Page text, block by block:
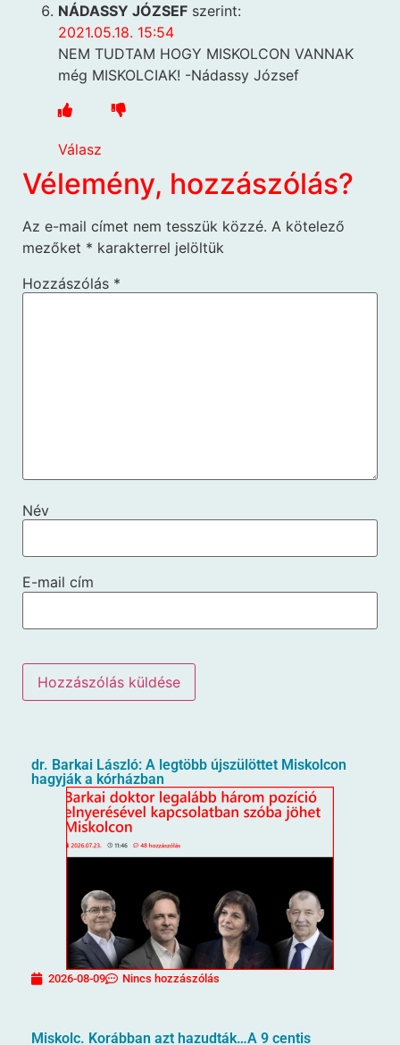
NÁDASSY JÓZSEF szerint:
2021.05.18. 15:54
NEM TUDTAM HOGY MISKOLCON VANNAK
még MISKOLCIAK! -Nádassy József
Válasz
Vélemény, hozzászólás?
Az e-mail címet nem tesszük közzé. A kötelező
mezőket * karakterrel jelöltük
Hozzászólás *
Név
E-mail cím
dr. Barkai László: A legtöbb újszülöttet Miskolcon
hagyják a kórházban
2026-08-09 Nincs hozzászólás
Miskolc. Korábban azt hazudták…A 9 centis